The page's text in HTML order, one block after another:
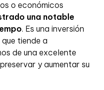
o económicos
una notable
. Es una inversión
tiende a
de una excelente
y aumentar su